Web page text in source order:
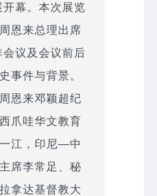
开幕。本次展览
恩来总理出席
议及会议前后
事件与背景。
恩来邓颖超纪
爪哇华文教育
江，印尼—中
席李常足、秘
拿达基督教大